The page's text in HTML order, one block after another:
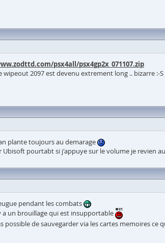
psx4all/psx4gp2x_071107.zip
wipeout 2097 est devenu extrement long .. bizarre :-S
plante toujours au demarage
pourtabt si j'appuye sur le volume je revien
pendant les combats
a un brouillage qui est insupportable
possible de sauvegarder via les cartes memoires